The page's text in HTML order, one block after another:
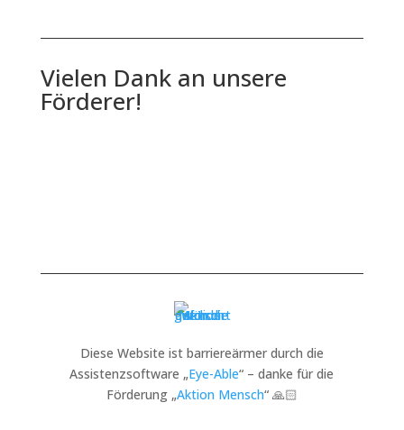
Vielen Dank an unsere
Förderer!
Diese Website ist barriereärmer durch die
Assistenzsoftware „Eye-Able“ – danke für die
Förderung „Aktion Mensch“ 🙏🏻